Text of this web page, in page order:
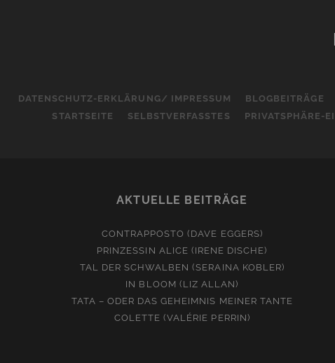
DATENSCHUTZ-ERKLÄRUNG/ IMPRESSUM BLOGBEITRÄGE
STARTSEITE
SELBSTVERFASSTES PRIVATSPHÄRE-
AKTUELLE BEITRÄGE
CONTRAPPOSTO (DAVE EGGERS)
PRINZESSIN ALICE (IRENE DISCHE)
TAL DER SCHWALBEN (SERAINA KOBLER)
IN BLOOM (LIZ ALLAN)
TATA – ODER DAS GEHEIMNIS MEINER TANTE
COLETTE (VALÉRIE PERRIN)